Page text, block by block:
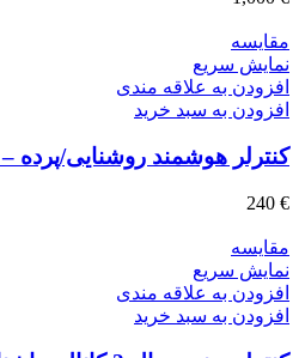
مقايسه
نمایش سریع
افزودن به علاقه مندی
افزودن به سبد خرید
کنترلر هوشمند روشنایی/پرده – 8کانال Master – اشنایدر
240 €
مقايسه
نمایش سریع
افزودن به علاقه مندی
افزودن به سبد خرید